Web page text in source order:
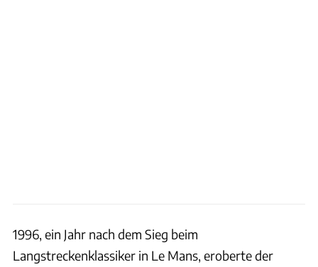
1996, ein Jahr nach dem Sieg beim
Langstreckenklassiker in Le Mans, eroberte der